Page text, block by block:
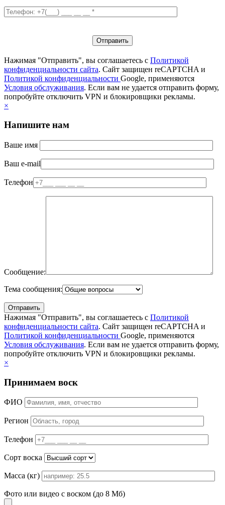
Нажимая "Отправить", вы соглашаетесь с Политикой
конфиденциальности сайта. Сайт защищен reCAPTCHA и
Политикой конфиденциальности Google, применяются
Условия обслуживания. Если вам не удается отправить форму,
попробуйте отключить VPN и блокировщики рекламы.
×
Напишите нам
Ваше имя
Ваш e-mail
Телефон
Сообщение:
Тема сообщения:
Нажимая "Отправить", вы соглашаетесь с Политикой
конфиденциальности сайта. Сайт защищен reCAPTCHA и
Политикой конфиденциальности Google, применяются
Условия обслуживания. Если вам не удается отправить форму,
попробуйте отключить VPN и блокировщики рекламы.
×
Принимаем воск
ФИО
Регион
Телефон
Сорт воска
Масса (кг)
Фото или видео с воском (до 8 Мб)